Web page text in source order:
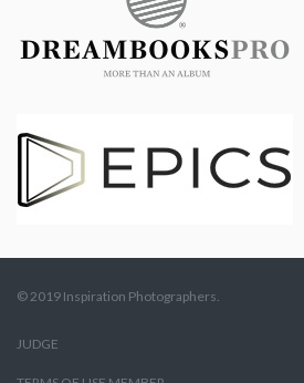
© 2019 Inspiration Photographers.
JUDGE